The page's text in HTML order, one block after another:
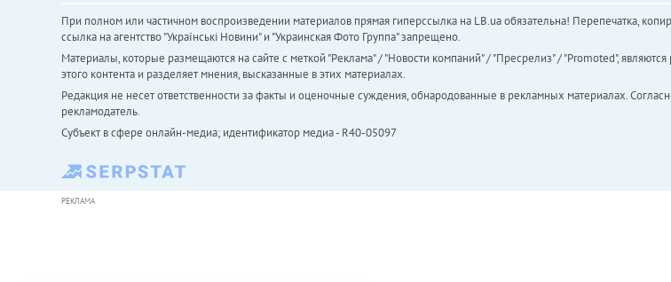
При полном или частичном воспроизведении материалов прямая гиперссылка на LB.ua обязательна! Перепечатка,
ссылка на агентство "Українськi Новини" и "Украинская Фото Группа" запрещено.
Материалы, которые размещаются на сайте с меткой "Реклама" / "Новости компаний" / "Пресрелиз" / "Promoted",
этого контента и разделяет мнения, высказанные в этих материалах.
Редакция не несет ответственности за факты и оценочные суждения, обнародованные в рекламных материалах.
рекламодатель.
Субъект в сфере онлайн-медиа; идентификатор медиа - R40-05097
РЕКЛАМА